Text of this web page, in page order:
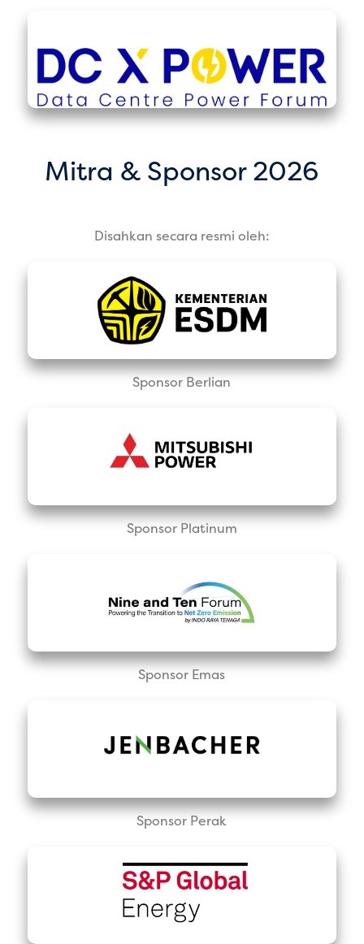
Mitra & Sponsor 2026
Disahkan secara resmi oleh:
Sponsor Berlian
Sponsor Platinum
Sponsor Emas
Sponsor Perak